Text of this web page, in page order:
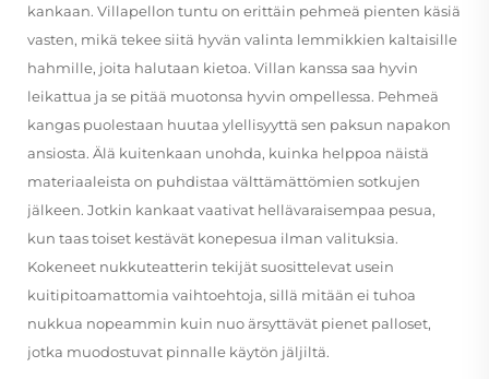
kankaan. Villapellon tuntu on erittäin pehmeä pienten käsiä
vasten, mikä tekee siitä hyvän valinta lemmikkien kaltaisille
hahmille, joita halutaan kietoa. Villan kanssa saa hyvin
leikattua ja se pitää muotonsa hyvin ompellessa. Pehmeä
kangas puolestaan huutaa ylellisyyttä sen paksun napakon
ansiosta. Älä kuitenkaan unohda, kuinka helppoa näistä
materiaaleista on puhdistaa välttämättömien sotkujen
jälkeen. Jotkin kankaat vaativat hellävaraisempaa pesua,
kun taas toiset kestävät konepesua ilman valituksia.
Kokeneet nukkuteatterin tekijät suosittelevat usein
kuitipitoamattomia vaihtoehtoja, sillä mitään ei tuhoa
nukkua nopeammin kuin nuo ärsyttävät pienet palloset,
jotka muodostuvat pinnalle käytön jäljiltä.